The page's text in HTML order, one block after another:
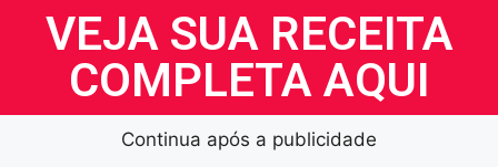
VEJA SUA RECEITA
COMPLETA AQUI
Continua após a publicidade